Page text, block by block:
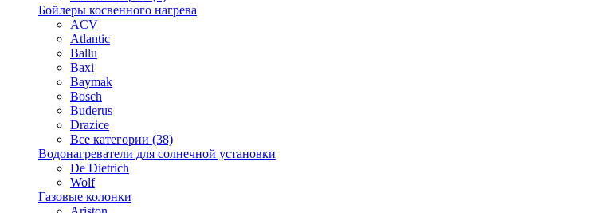
Бойлеры косвенного нагрева
ACV
Atlantic
Ballu
Baxi
Baymak
Bosch
Buderus
Drazice
Все категории (38)
Водонагреватели для солнечной установки
De Dietrich
Wolf
Газовые колонки